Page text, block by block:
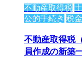
不動産取得税
公的手続き 税
不動産取得税
員作成の新築